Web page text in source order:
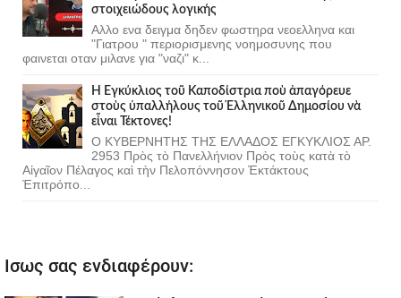
στοιχειώδους λογικής
Αλλο ενα δειγμα δηδεν φωστηρα νεοελληνα και
"Γιατρου " περιορισμενης νοημοσυνης που
φαινεται οταν μιλανε για "ναζι" κ...
Ἡ Ἐγκύκλιος τοῦ Καποδίστρια ποὺ ἀπαγόρευε
στοὺς ὑπαλλήλους τοῦ Ἑλληνικοῦ Δημοσίου νὰ
εἶναι Τέκτονες!
Ο ΚΥΒΕΡΝΗΤΗΣ ΤΗΣ ΕΛΛΑΔΟΣ ΕΓΚΥΚΛΙΟΣ ΑΡ.
2953 Πρὸς τὸ Πανελλήνιον Πρὸς τοὺς κατὰ τὸ
Αἰγαῖον Πέλαγος καὶ τὴν Πελοπόννησον Ἐκτάκτους
Ἐπιτρόπο...